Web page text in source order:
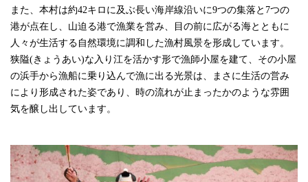
また、本村は約42キロに及ぶ長い海岸線沿いに9つの集落と7つの
港が点在し、山迫る港で漁業を営み、目の前に広がる海とともに
人々が生活する自然環境に調和した漁村風景を形成しています。
狭隘(きょうあい)な入り江を活かす形で漁師小屋を建て、その小屋
の浜手から漁船に乗り込んで漁に出る光景は、まさに生活の営み
により形成された姿であり、時の流れが止まったかのような雰囲
気を醸し出しています。